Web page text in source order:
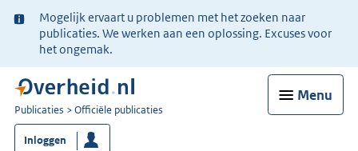
Ter
informatie:
Mogelijk ervaart u problemen met het zoeken naar
publicaties. We werken aan een oplossing. Excuses voor
het ongemak.
Menu
U
bent
nu
Publicaties Officiële publicaties
Inloggen